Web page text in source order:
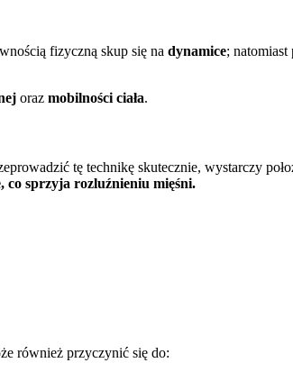
fizyczną skup się na dynamice; natomiast
oraz mobilności ciała.
tę technikę skutecznie, wystarczy
co sprzyja rozluźnieniu mięśni.
również przyczynić się do: